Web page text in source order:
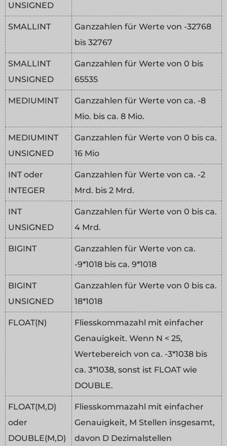
UNSIGNED
SMALLINT
Ganzzahlen für Werte von -32768
bis 32767
SMALLINT
UNSIGNED
Ganzzahlen für Werte von 0 bis
65535
MEDIUMINT
Ganzzahlen für Werte von ca. -8
Mio. bis ca. 8 Mio.
MEDIUMINT
UNSIGNED
Ganzzahlen für Werte von 0 bis ca.
16 Mio
INT oder
INTEGER
Ganzzahlen für Werte von ca. -2
Mrd. bis 2 Mrd.
INT
UNSIGNED
Ganzzahlen für Werte von 0 bis ca.
4 Mrd.
BIGINT
Ganzzahlen für Werte von ca.
-9*1018 bis ca. 9*1018
BIGINT
UNSIGNED
Ganzzahlen für Werte von 0 bis ca.
18*1018
FLOAT(N)
Fliesskommazahl mit einfacher
Genauigkeit. Wenn N < 25,
Wertebereich von ca. -3*1038 bis
ca. 3*1038, sonst ist FLOAT wie
DOUBLE.
FLOAT(M,D)
oder
DOUBLE(M,D)
Fliesskommazahl mit einfacher
Genauigkeit, M Stellen insgesamt,
davon D Dezimalstellen